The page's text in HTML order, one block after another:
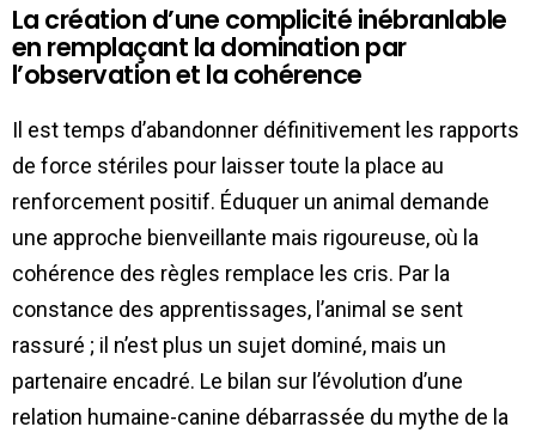
La création d’une complicité inébranlable
en remplaçant la domination par
l’observation et la cohérence
Il est temps d’abandonner définitivement les rapports
de force stériles pour laisser toute la place au
renforcement positif. Éduquer un animal demande
une approche bienveillante mais rigoureuse, où la
cohérence des règles remplace les cris. Par la
constance des apprentissages, l’animal se sent
rassuré ; il n’est plus un sujet dominé, mais un
partenaire encadré. Le bilan sur l’évolution d’une
relation humaine-canine débarrassée du mythe de la